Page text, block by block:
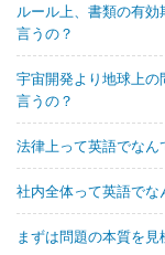
ルール上、書類の有
言うの？
宇宙開発より地球上
言うの？
法律上って英語でなん
社内全体って英語でな
まずは問題の本質を